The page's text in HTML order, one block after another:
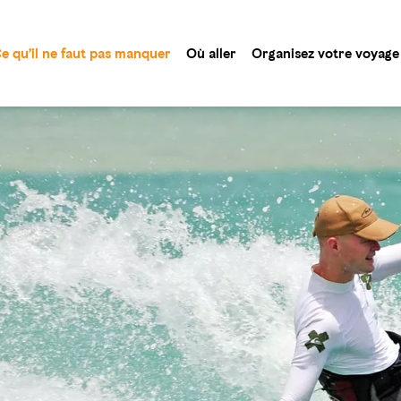
qu’il ne faut pas manquer Où aller Organisez votre voyage